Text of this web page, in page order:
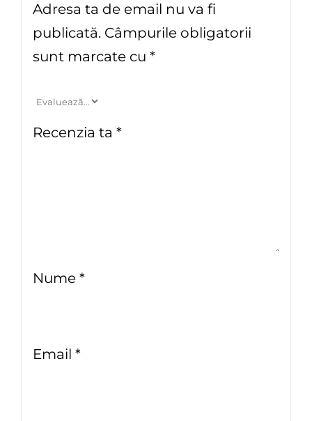
Adresa ta de email nu va fi
publicată. Câmpurile obligatorii
sunt marcate cu *
Recenzia ta *
Nume *
Email *